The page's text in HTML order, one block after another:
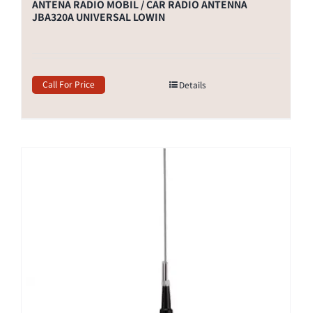
ANTENA RADIO MOBIL / CAR RADIO ANTENNA
JBA320A UNIVERSAL LOWIN
Call For Price Details